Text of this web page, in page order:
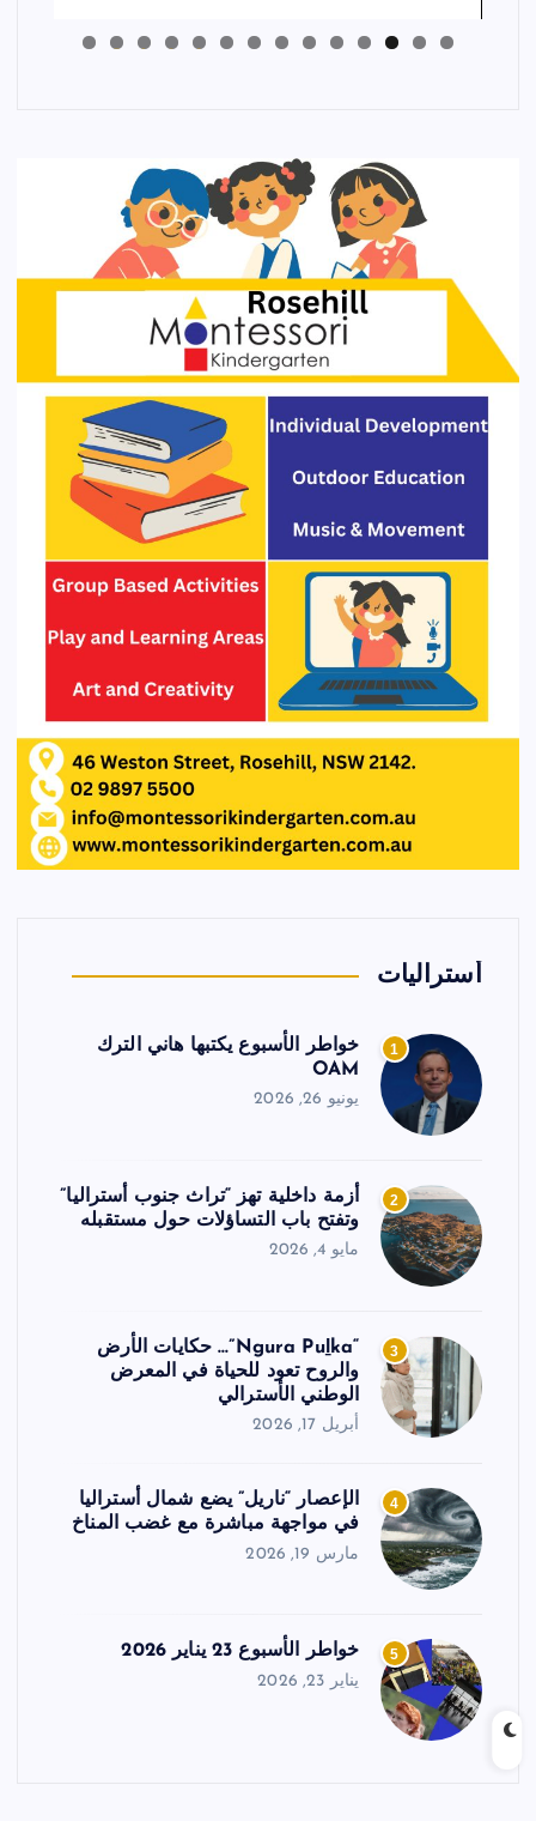
أستراليات
1
خواطر الأسبوع يكتبها هاني الترك
OAM
يونيو 26, 2026
2
أزمة داخلية تهز “تراث جنوب أستراليا”
وتفتح باب التساؤلات حول مستقبله
مايو 4, 2026
3
“Ngura Puḻka”… حكايات الأرض
والروح تعود للحياة في المعرض
الوطني الأسترالي
أبريل 17, 2026
4
الإعصار “ناريل” يضع شمال أستراليا
في مواجهة مباشرة مع غضب المناخ
مارس 19, 2026
5 خواطر الأسبوع 23 يناير 2026
يناير 23, 2026